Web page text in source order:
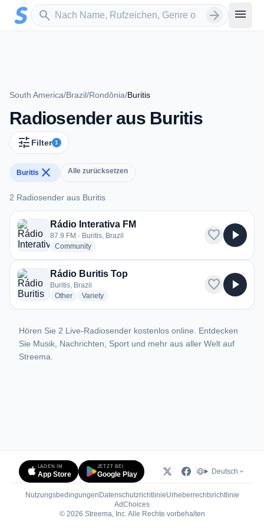
Zum Hauptinhalt springen
search
Sender suchen arrow_forward menu
South America/Brazil/Rondônia/Buritis
Radiosender aus Buritis
tune Filter 1
Buritis close Alle zurücksetzen
2 Radiosender aus Buritis
2 Radiosender aus Buritis
Rádio Interativa FM
87.9 FM · Buritis, Brazil
Communityradio stations
favorite play_arrow
Rádio Buritis Top
Buritis, Brazil
Otherradio stations
Varietyradio stations
favorite play_arrow
Hören Sie 2 Live-Radiosender kostenlos online. Entdecken
Sie Musik, Nachrichten, Sport und mehr aus aller Welt auf
Streema.
LADEN IM
App Store
JETZT BEI
Google Play Deutsch
Nutzungsbedingungen DatenschutzrichtlinieUrheberrechtsrichtlinie
AdChoices(öffnet in neuem Tab)
© 2026 Streema, Inc. Alle Rechte vorbehalten